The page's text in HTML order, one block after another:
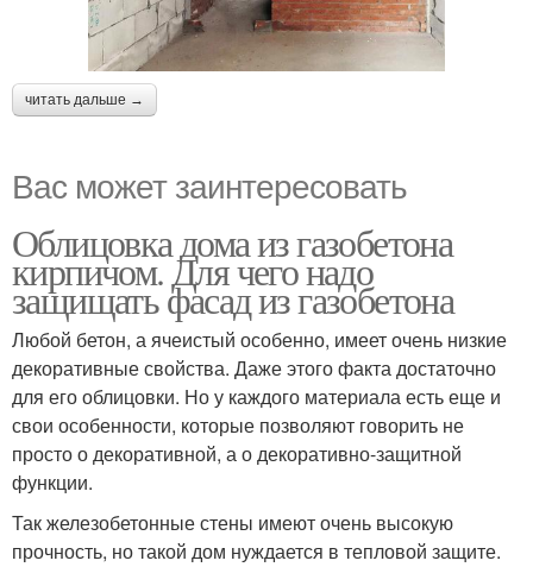
читать дальше →
Вас может заинтересовать
Облицовка дома из газобетона
кирпичом. Для чего надо
защищать фасад из газобетона
Любой бетон, а ячеистый особенно, имеет очень низкие
декоративные свойства. Даже этого факта достаточно
для его облицовки. Но у каждого материала есть еще и
свои особенности, которые позволяют говорить не
просто о декоративной, а о декоративно-защитной
функции.
Так железобетонные стены имеют очень высокую
прочность, но такой дом нуждается в тепловой защите.